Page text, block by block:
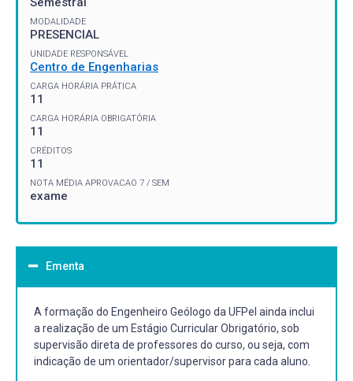
MODALIDADE
PRESENCIAL
UNIDADE RESPONSÁVEL
Centro de Engenharias
CARGA HORÁRIA PRÁTICA
11
CARGA HORÁRIA OBRIGATÓRIA
11
CRÉDITOS
11
NOTA MÉDIA APROVACAO 7 / SEM
exame
Ementa
A formação do Engenheiro Geólogo da UFPel ainda inclui
a realização de um Estágio Curricular Obrigatório, sob
supervisão direta de professores do curso, ou seja, com
indicação de um orientador/supervisor para cada aluno.